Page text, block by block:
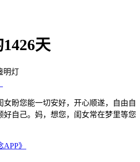
天
明灯
女盼您能一切安好，开心顺遂，自由自
好自己。妈，想您，闺女常在梦里等您
APP》